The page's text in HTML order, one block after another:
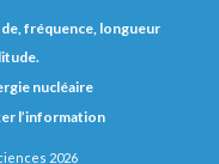
fréquence, longueur
nucléaire
l’information
2026